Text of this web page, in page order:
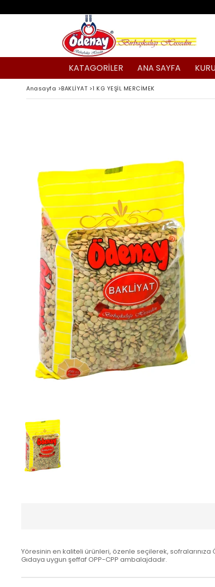
KATAGORİLER ANA SAYFA
Anasayfa >BAKLİYAT >1 KG YEŞİL MERCİMEK
Yöresinin en kaliteli ürünleri, özenle seçilerek,
Gıdaya uygun şeffaf OPP-CPP ambalajdadır.